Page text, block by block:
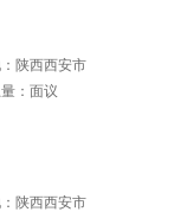
陕西西安市
：面议
陕西西安市